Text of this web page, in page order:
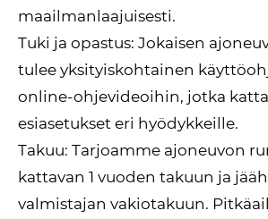
maailmanlaajuisesti.
Tuki ja opastus: Jokaisen
tulee yksityiskohtainen
online-ohjevideoihin, jotka
esiasetukset eri hyödykkeille.
Takuu: Tarjoamme ajoneuvon
kattavan 1 vuoden takuun ja
valmistajan vakiotakuun.